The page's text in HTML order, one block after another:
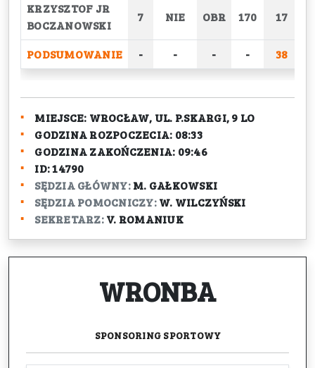
KRZYSZTOF JR
BOCZANOWSKI
7 NIE OBR 170 17
PODSUMOWANIE - - - - 38
MIEJSCE: WROCŁAW, UL. P.SKARGI, 9 LO
GODZINA ROZPOCZECIA: 08:33
GODZINA ZAKOŃCZENIA: 09:46
ID:14790
SĘDZIA GŁÓWNY: M. GAŁKOWSKI
SĘDZIA POMOCNICZY: W. WILCZYŃSKI
SEKRETARZ: V. ROMANIUK
WRONBA
SPONSORING SPORTOWY